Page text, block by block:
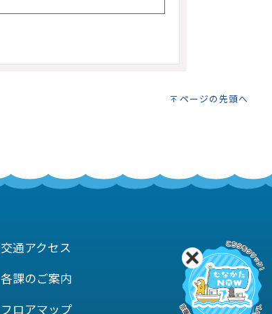
ページの先頭へ
交通アクセス
各課のご案内
フロアマップ